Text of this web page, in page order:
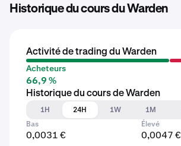
Historique du cours du Warden
Activité de trading du Warden
Acheteurs
66,9 %
Historique du cours de Warden
1H
24H 1W 1M
Bas
0,0031 €
Élevé
0,0047 €